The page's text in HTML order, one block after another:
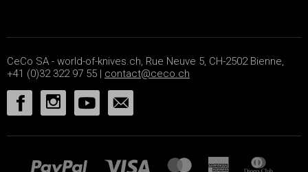
CeCo SA - world-of-knives.ch, Rue Neuve 5, CH-2502 Bienne,
+41 (0)32 322 97 55 | contact@ceco.ch